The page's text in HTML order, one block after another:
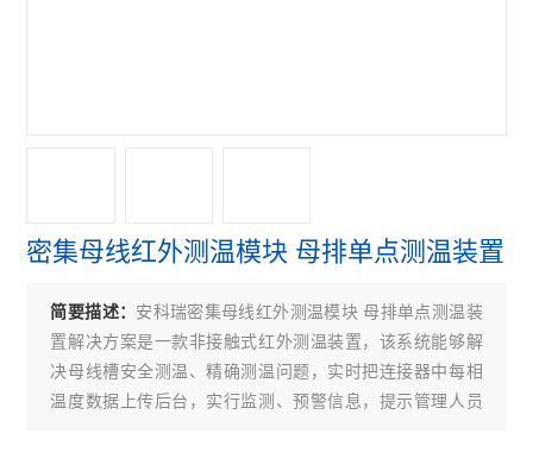
密集母线红外测温模块 母排单点测温装置
简要描述： 安科瑞密集母线红外测温模块 母排单点测温装
置解决方案是一款非接触式红外测温装置，该系统能够解
决母线槽安全测温、精确测温问题，实时把连接器中每相
温度数据上传后台，实行监测、预警信息，提示管理人员